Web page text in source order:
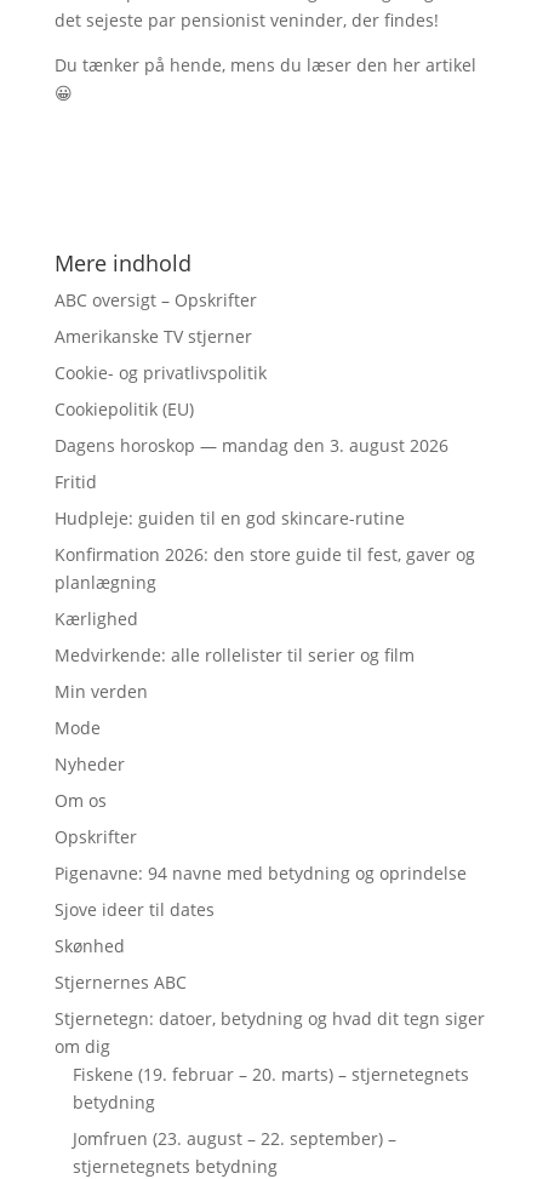
det sejeste par pensionist veninder, der findes!
Du tænker på hende, mens du læser den her artikel
😀
Mere indhold
ABC oversigt – Opskrifter
Amerikanske TV stjerner
Cookie- og privatlivspolitik
Cookiepolitik (EU)
Dagens horoskop — mandag den 3. august 2026
Fritid
Hudpleje: guiden til en god skincare-rutine
Konfirmation 2026: den store guide til fest, gaver og
planlægning
Kærlighed
Medvirkende: alle rollelister til serier og film
Min verden
Mode
Nyheder
Om os
Opskrifter
Pigenavne: 94 navne med betydning og oprindelse
Sjove ideer til dates
Skønhed
Stjernernes ABC
Stjernetegn: datoer, betydning og hvad dit tegn siger
om dig
Fiskene (19. februar – 20. marts) – stjernetegnets
betydning
Jomfruen (23. august – 22. september) –
stjernetegnets betydning